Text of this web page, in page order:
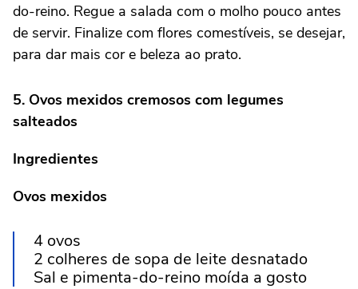
do-reino. Regue a salada com o molho pouco antes
de servir. Finalize com flores comestíveis, se desejar,
para dar mais cor e beleza ao prato.
5. Ovos mexidos cremosos com legumes
salteados
Ingredientes
Ovos mexidos
4 ovos
2 colheres de sopa de leite desnatado
Sal e pimenta-do-reino moída a gosto